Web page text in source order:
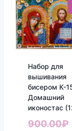
Набор для
вышивания
бисером К-
Домашний
иконостас
900.00₽